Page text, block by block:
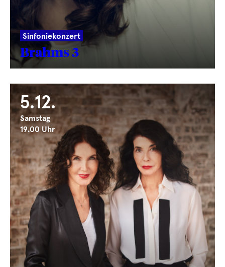
Sinfoniekonzert
Brahms 3
5.12.
Samstag
19.00 Uhr